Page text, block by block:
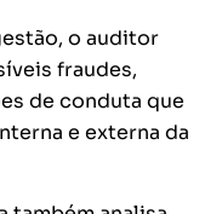
o auditor
fraudes,
de conduta que
e externa da